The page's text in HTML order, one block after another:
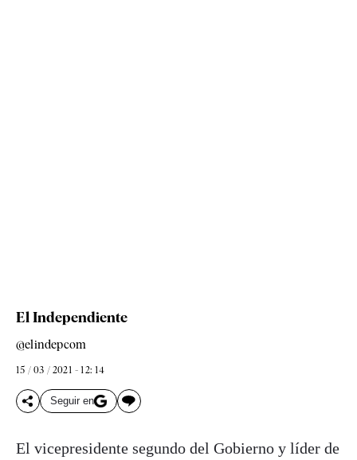
El Independiente
@elindepcom
15 / 03 / 2021 - 12: 14
Seguir en
El vicepresidente segundo del Gobierno y líder de